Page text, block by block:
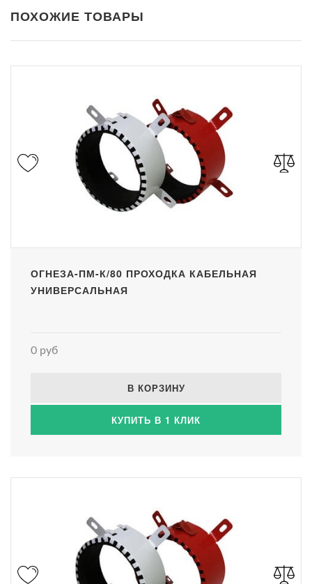
ПОХОЖИЕ ТОВАРЫ
ОГНЕЗА-ПМ-К/80 ПРОХОДКА КАБЕЛЬНАЯ
УНИВЕРСАЛЬНАЯ
0 руб
В КОРЗИНУ
КУПИТЬ В 1 КЛИК